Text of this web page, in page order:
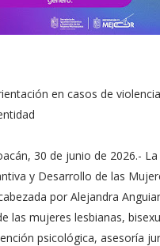
en casos de
30 de junio de 2026.-
y Desarrollo de las
por Alejandra
las mujeres lesbianas,
psicológica, asesoría